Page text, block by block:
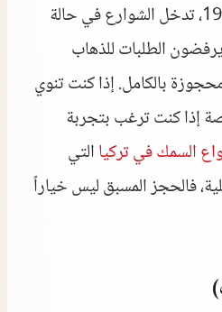
بين الساعة 18:00 و 19:30، تدخل الشوارع في حالة
الطلبات للذهاب
بالكامل. إذا كنت تنوي
إذا كنت ترغب بتجربة
السمك في تركياالتي
فالحجز المسبق ليس خياراً